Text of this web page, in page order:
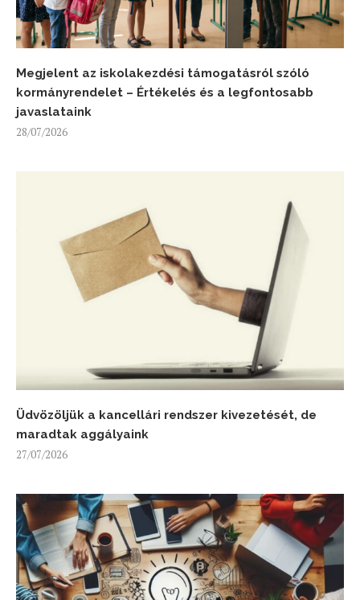
Megjelent az iskolakezdési támogatásról szóló
kormányrendelet – Értékelés és a legfontosabb
javaslataink
28/07/2026
Üdvözöljük a kancellári rendszer kivezetését, de
maradtak aggályaink
27/07/2026